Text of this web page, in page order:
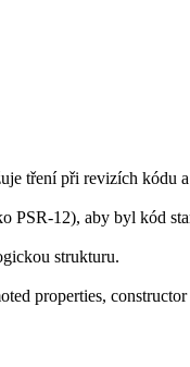
tření při revizích kódu
PSR-12), aby byl kód
strukturu.
properties,